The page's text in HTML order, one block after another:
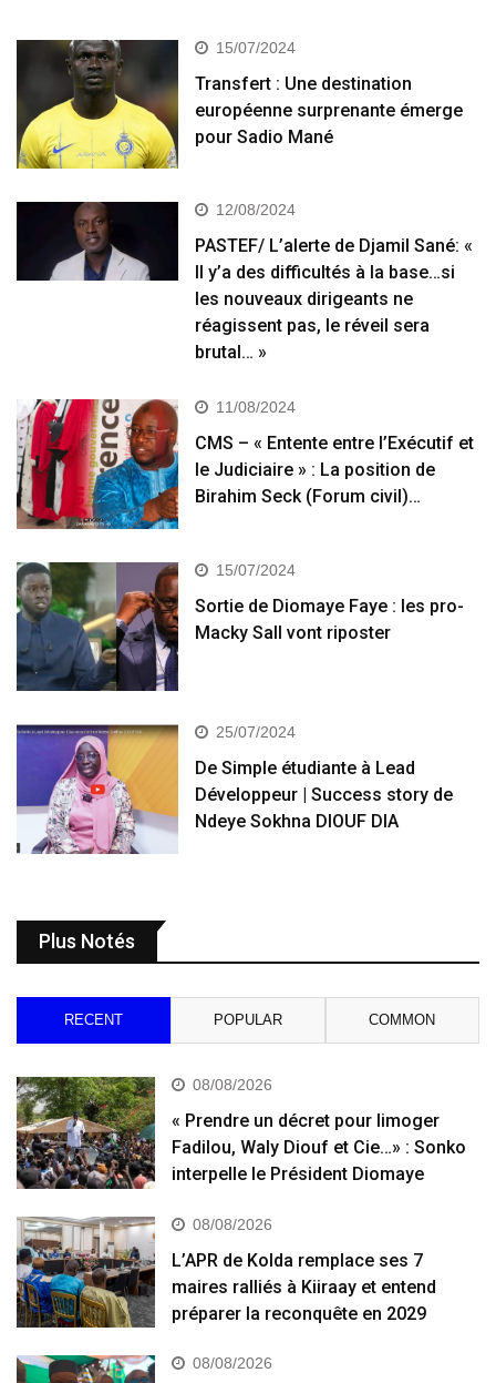
15/07/2024
Transfert : Une destination
européenne surprenante émerge
pour Sadio Mané
12/08/2024
PASTEF/ L’alerte de Djamil Sané: «
Il y’a des difficultés à la base…si
les nouveaux dirigeants ne
réagissent pas, le réveil sera
brutal… »
11/08/2024
CMS – « Entente entre l’Exécutif et
le Judiciaire » : La position de
Birahim Seck (Forum civil)…
15/07/2024
Sortie de Diomaye Faye : les pro-
Macky Sall vont riposter
25/07/2024
De Simple étudiante à Lead
Développeur | Success story de
Ndeye Sokhna DIOUF DIA
Plus Notés
RECENT POPULAR COMMON
08/08/2026
« Prendre un décret pour limoger
Fadilou, Waly Diouf et Cie…» : Sonko
interpelle le Président Diomaye
08/08/2026
L’APR de Kolda remplace ses 7
maires ralliés à Kiiraay et entend
préparer la reconquête en 2029
08/08/2026